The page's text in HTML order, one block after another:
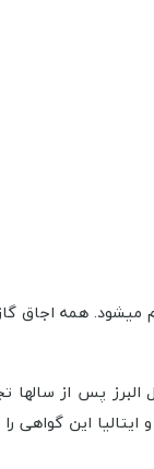
و 10 سال خدمات پس از فروش
پس از